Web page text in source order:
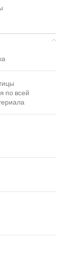
по всей